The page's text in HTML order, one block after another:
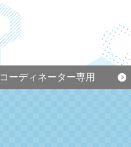
コーディネーター専用